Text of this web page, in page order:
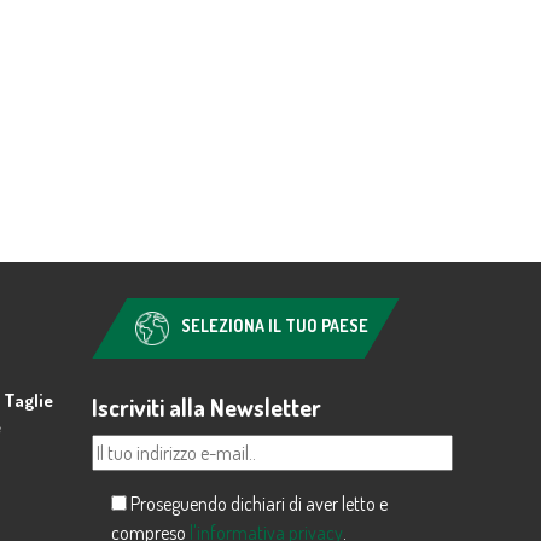
Taglie
SELEZIONA IL TUO PAESE
Iscriviti alla Newsletter
Proseguendo dichiari di aver letto e
compreso l'informativa privacy.